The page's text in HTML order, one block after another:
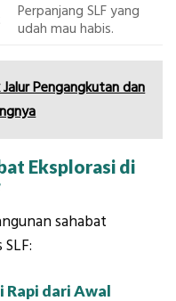
Perpanjang SLF yang
udah mau habis.
Pengangkutan dan
Eksplorasi di
sahabat
Rapi dari Awal